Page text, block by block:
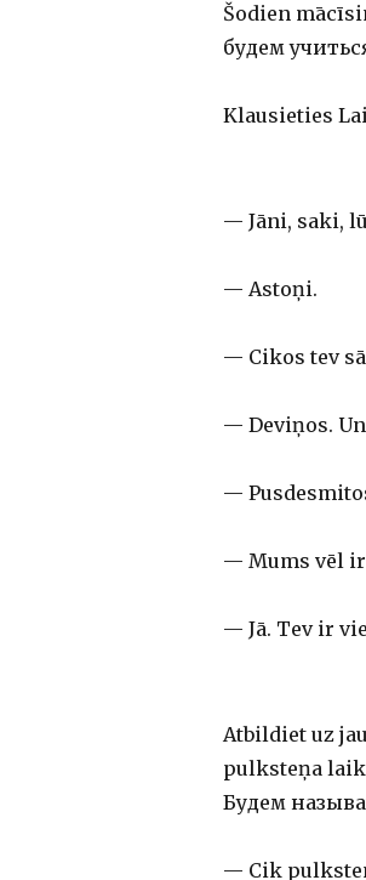
Šodien
будем
Klausieties
— Jāni, saki,
— Astoņi.
— Cikos tev
— Deviņos.
—
— Mums vēl
— Jā. Tev ir
Atbildiet uz
pulksteņa
Будем
— Cik